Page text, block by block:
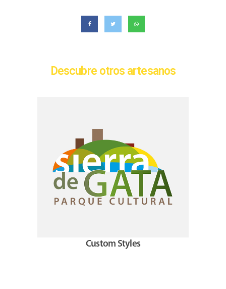
Descubre otros artesanos
Custom Styles